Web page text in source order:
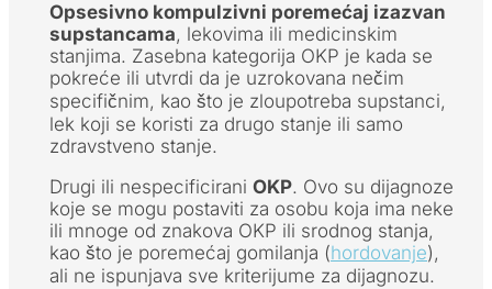
Opsesivno kompulzivni poremećaj izazvan
supstancama, lekovima ili medicinskim
stanjima. Zasebna kategorija OKP je kada se
pokreće ili utvrdi da je uzrokovana nečim
specifičnim, kao što je zloupotreba supstanci,
lek koji se koristi za drugo stanje ili samo
zdravstveno stanje.
Drugi ili nespecificirani OKP. Ovo su dijagnoze
koje se mogu postaviti za osobu koja ima neke
ili mnoge od znakova OKP ili srodnog stanja,
kao što je poremećaj gomilanja (hordovanje),
ali ne ispunjava sve kriterijume za dijagnozu.